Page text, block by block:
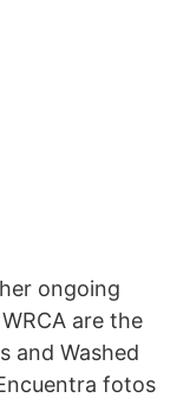
ongoing
are the
and Washed
fotos